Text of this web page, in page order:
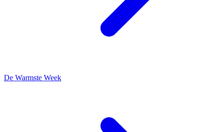
De Warmste Week